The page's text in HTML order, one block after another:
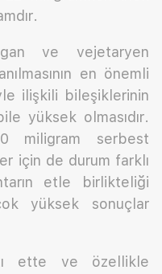
ve vejetaryen
en önemli
ilişkili bileşiklerinin
yüksek olmasıdır.
miligram serbest
için de durum farklı
etle birlikteliği
yüksek sonuçlar
ette ve özellikle